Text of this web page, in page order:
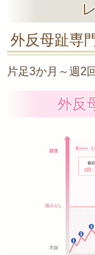
外反母趾専
片足3か月～週2
外反